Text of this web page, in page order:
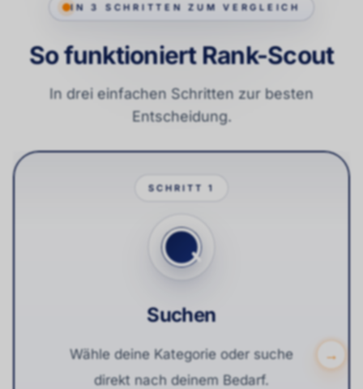
IN 3 SCHRITTEN ZUM VERGLEICH
So funktioniert Rank-Scout
In drei einfachen Schritten zur besten
Entscheidung.
SCHRITT1
Suchen
Suchen
Wähle deine Kategorie oder suche
direkt nach deinem Bedarf.
→